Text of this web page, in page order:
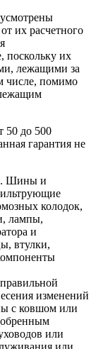
их расчетного
поскольку их
лежащими за
числе, помимо
50 до 500
гарантия не
Шины и
колодок,
лампы,
и
втулки,
изменений
с ковшом или
или
или